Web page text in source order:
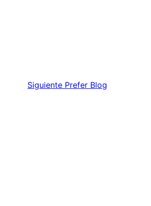
Siguiente Prefer Blog